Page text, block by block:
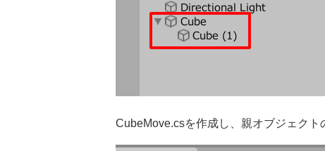
CubeMove.csを作成し、親オブジェクト